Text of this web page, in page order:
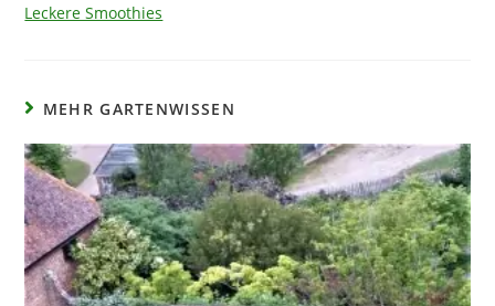
Leckere Smoothies
MEHR GARTENWISSEN